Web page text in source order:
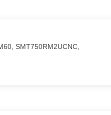
SMT750RM2UCNC,